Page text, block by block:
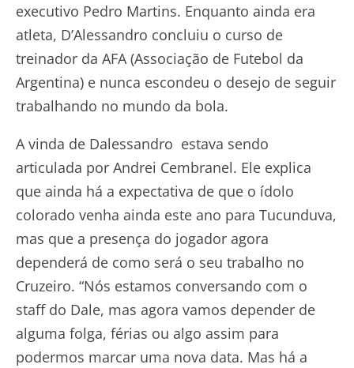
executivo Pedro Martins. Enquanto ainda era
atleta, D’Alessandro concluiu o curso de
treinador da AFA (Associação de Futebol da
Argentina) e nunca escondeu o desejo de seguir
trabalhando no mundo da bola.
A vinda de Dalessandro estava sendo
articulada por Andrei Cembranel. Ele explica
que ainda há a expectativa de que o ídolo
colorado venha ainda este ano para Tucunduva,
mas que a presença do jogador agora
dependerá de como será o seu trabalho no
Cruzeiro. “Nós estamos conversando com o
staff do Dale, mas agora vamos depender de
alguma folga, férias ou algo assim para
podermos marcar uma nova data. Mas há a